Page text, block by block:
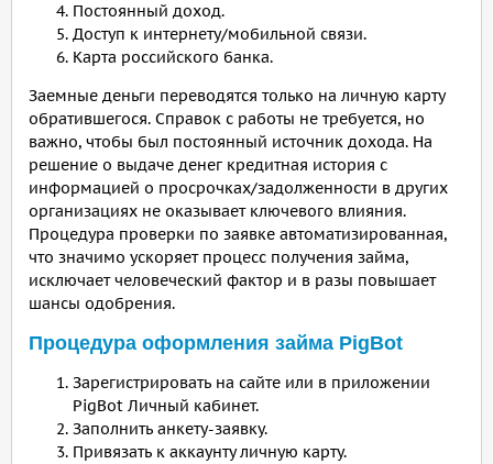
Постоянный доход.
Доступ к интернету/мобильной связи.
Карта российского банка.
Заемные деньги переводятся только на личную карту
обратившегося. Справок с работы не требуется, но
важно, чтобы был постоянный источник дохода. На
решение о выдаче денег кредитная история с
информацией о просрочках/задолженности в других
организациях не оказывает ключевого влияния.
Процедура проверки по заявке автоматизированная,
что значимо ускоряет процесс получения займа,
исключает человеческий фактор и в разы повышает
шансы одобрения.
Процедура оформления займа PigBot
Зарегистрировать на сайте или в приложении
PigBot Личный кабинет.
Заполнить анкету-заявку.
Привязать к аккаунту личную карту.